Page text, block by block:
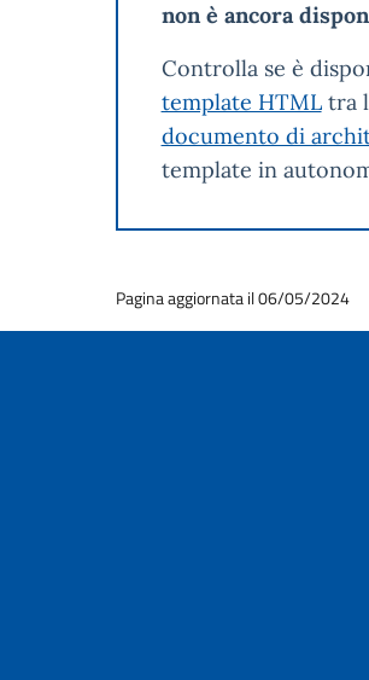
non è ancora
Controlla se è
template HTMLtra
documento di
template in
Pagina aggiornata il 06/05/2024